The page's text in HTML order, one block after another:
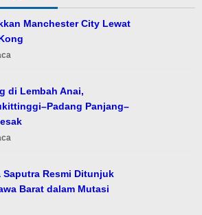
Manchester City Lewat
di Lembah Anai,
Panjang–
Saputra Resmi Ditunjuk
Barat dalam Mutasi